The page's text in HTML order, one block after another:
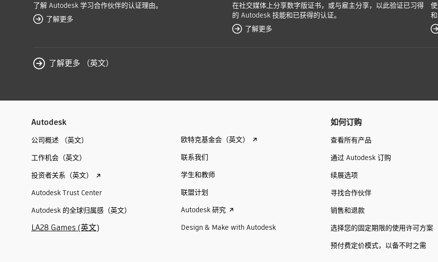
了解 Autodesk 学习合作伙伴的认证理由。
了解更多
在社交媒体上分享数字版证书，或与雇主分享，以此验证已习得
的 Autodesk 技能和已获得的认证。
了解更多
了解更多 （英文）
Autodesk
公司概述 （英文）
工作机会（英文）
投资者关系（英文）
Autodesk Trust Center
Autodesk 的全球归属感（英文）
LA28 Games (英文)
欧特克基金会（英文）
联系我们
学生和教师
联盟计划
Autodesk 研究
Design & Make with Autodesk
如何订购
查看所有产品
通过 Autodesk 订购
续展选项
寻找合作伙伴
销售和退款
选择您的固定期限的使用许可方案
预付费定价模式，以备不时之需